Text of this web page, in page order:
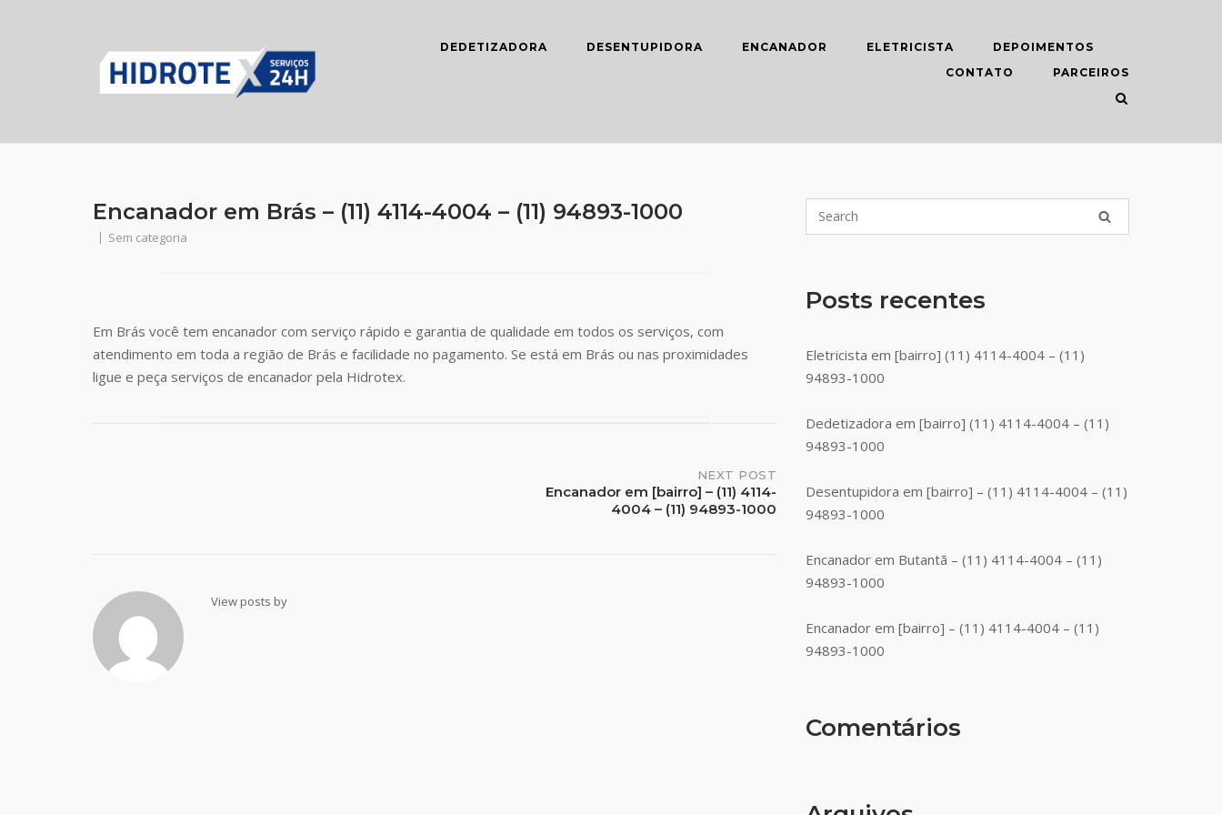
DEDETIZADORA DESENTUPIDORA ENCANADOR ELETRICISTA
DEPOIMENTOS
CONTATO
PARCEIROS
Encanador em Brás – (11) 4114-4004 – (11) 94893-1000
Sem categoria
Em Brás você tem encanador com serviço rápido e garantia de qualidade em todos os serviços, com
atendimento em toda a região de Brás e facilidade no pagamento. Se está em Brás ou nas proximidades
ligue e peça serviços de encanador pela Hidrotex.
NEXT POST
Encanador em [bairro] – (11) 4114-
4004 – (11) 94893-1000
View posts by
Posts recentes
Eletricista em [bairro] (11) 4114-4004 – (11)
94893-1000
Dedetizadora em [bairro] (11) 4114-4004 – (11)
94893-1000
Desentupidora em [bairro] – (11) 4114-4004 – (11)
94893-1000
Encanador em Butantã – (11) 4114-4004 – (11)
94893-1000
Encanador em [bairro] – (11) 4114-4004 – (11)
94893-1000
Comentários